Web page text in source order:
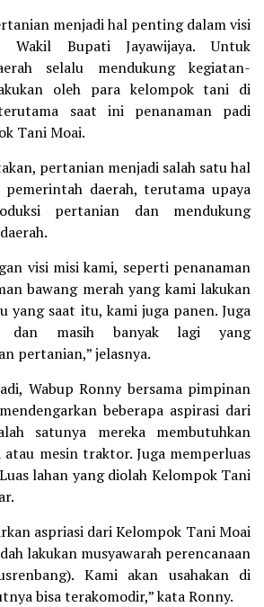
menjadi hal penting dalam visi
Bupati Jayawijaya. Untuk
selalu mendukung kegiatan-
oleh para kelompok tani di
saat ini penanaman padi
Tani Moai.
pertanian menjadi salah satu hal
daerah, terutama upaya
pertanian dan mendukung
visi misi kami, seperti penanaman
bawang merah yang kami lakukan
yang saat itu, kami juga panen. Juga
dan masih banyak lagi yang
pertanian,” jelasnya.
Wabup Ronny bersama pimpinan
beberapa aspirasi dari
satunya mereka membutuhkan
mesin traktor. Juga memperluas
lahan yang diolah Kelompok Tani
aspriasi dari Kelompok Tani Moai
lakukan musyawarah perencanaan
Kami akan usahakan di
bisa terakomodir,” kata Ronny.